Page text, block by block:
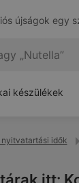
újságok egy
készülékek
idők
itt: